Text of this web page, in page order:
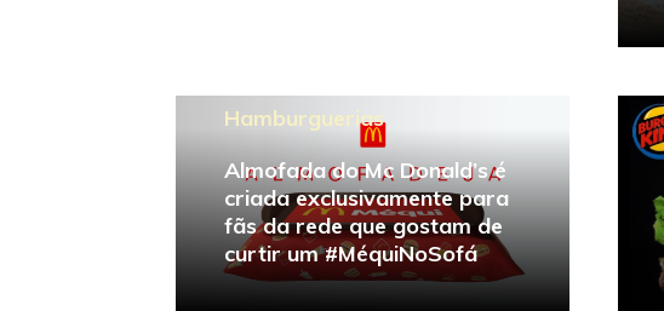
Hamburguerias
Almofada do Mc Donald’s é
criada exclusivamente para
fãs da rede que gostam de
curtir um #MéquiNoSofá